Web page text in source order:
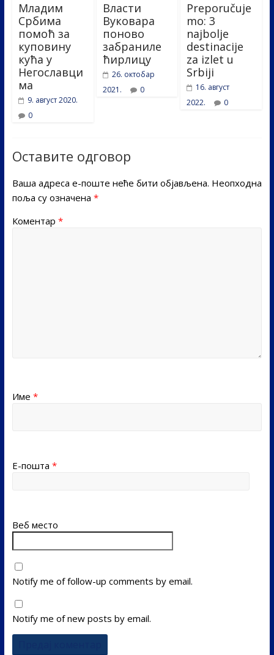
Младим
Србима
помоћ за
куповину
кућа у
Негославци
ма
9. август 2020.
0
Власти
Вуковара
поново
забраниле
ћирлицу
26. октобар
2021.
0
Preporučuje
mo: 3
najbolje
destinacije
za izlet u
Srbiji
16. август
2022.
0
Оставите одговор
Ваша адреса е-поште неће бити објављена. Неопходна
поља су означена *
Коментар *
Име *
Е-пошта *
Веб место
Notify me of follow-up comments by email.
Notify me of new posts by email.